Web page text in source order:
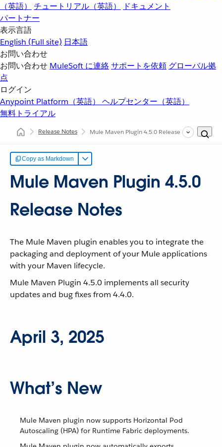
（英語）
チュートリアル（英語）
ドキュメント
パートナー
表示言語
English (Full site) 日本語
お問い合わせ
お問い合わせ MuleSoft に連絡サポートを依頼 グローバル拠
点
ログイン
Anypoint Platform（英語） ヘルプセンター（英語）
無料トライアル
Release Notes Mule Maven Plugin 4.5.0 Release Notes
Copy as Markdown
Mule Maven Plugin 4.5.0
Release Notes
The Mule Maven plugin enables you to integrate the
packaging and deployment of your Mule applications
with your Maven lifecycle.
Mule Maven Plugin 4.5.0 implements all security
updates and bug fixes from 4.4.0.
April 3, 2025
What’s New
Mule Maven plugin now supports Horizontal Pod
Autoscaling (HPA) for Runtime Fabric deployments.